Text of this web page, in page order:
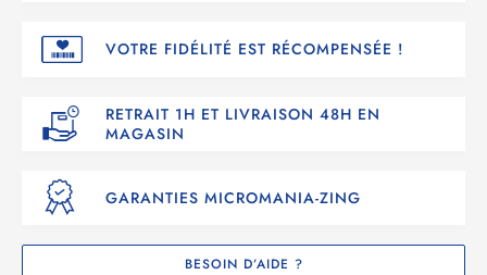
VOTRE FIDÉLITÉ EST RÉCOMPENSÉE !
RETRAIT 1H ET LIVRAISON 48H EN
MAGASIN
GARANTIES MICROMANIA-ZING
BESOIN D’AIDE ?